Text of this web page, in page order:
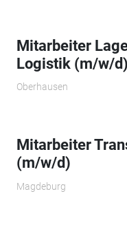
Mitarbeiter
Logistik (m/w/d)
Oberhausen
Mitarbeiter
(m/w/d)
Magdeburg